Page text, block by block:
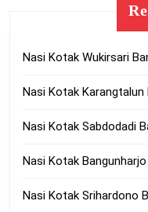
Nasi Kotak Wukirsari
Nasi Kotak Karangtalun
Nasi Kotak Sabdodadi
Nasi Kotak
Nasi Kotak Srihardono